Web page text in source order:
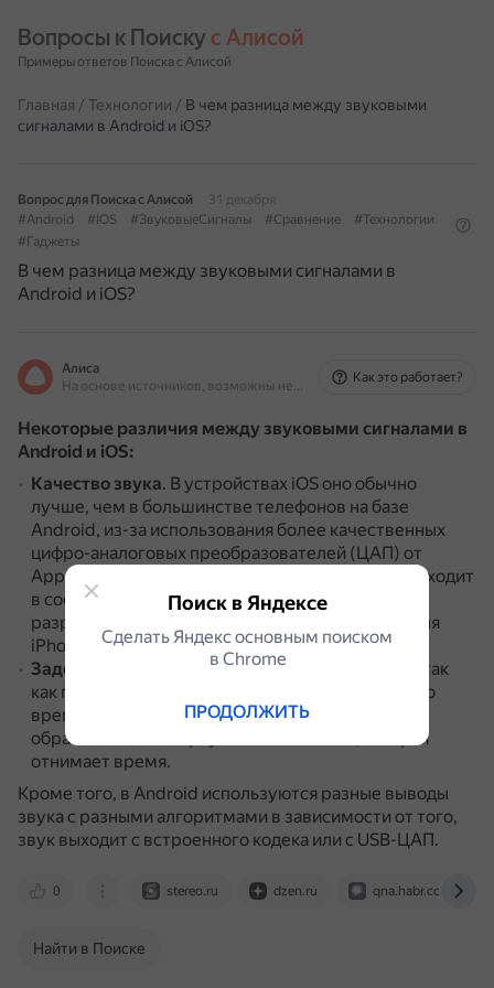
Вопросы к Поиску с Алисой
Примеры ответов Поиска с Алисой
Главная / Технологии / В чем разница между звуковыми
сигналами в Android и iOS?
Вопрос для Поиска с Алисой
31 декабря
#Android
#IOS #ЗвуковыеСигналы #Сравнение
#Технологии
#Гаджеты
В чем разница между звуковыми сигналами в
Android и iOS?
Алиса
На основе источников, возможны неточности
Как это работает?
Некоторые различия между звуковыми сигналами в
Android и iOS:
Качество звука. В устройствах iOS оно обычно
лучше, чем в большинстве телефонов на базе
Android, из-за использования более качественных
цифро-аналоговых преобразователей (ЦАП) от
Apple.
В большинстве телефонов Android ЦАП входит
в состав процессора, а в iOS компания Apple
разрабатывает собственные ЦАП специально для
iPhone.
Задержка обработки звука.В iOS она меньше, так
как приложения пишутся на нативном языке, в то
время как в Android всё пишется на Java и
обрабатывается виртуальной машиной, которая
отнимает время.
Кроме того, в Android используются разные выводы
звука с разными алгоритмами в зависимости от того,
звук выходит с встроенного кодека или с USB-ЦАП.
0 stereo.ru dzen.ru qna.habr.com
Найти в Поиске
Поиск в Яндексе
Сделать Яндекс основным поиском
в Сhrome
ПРОДОЛЖИТЬ